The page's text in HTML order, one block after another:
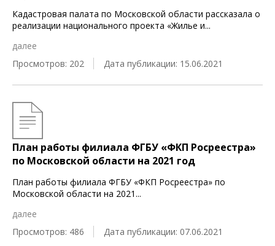
Кадастровая палата по Московской области рассказала о
реализации национального проекта «Жилье и...
далее
Просмотров: 202
Дата публикации: 15.06.2021
План работы филиала ФГБУ «ФКП Росреестра»
по Московской области на 2021 год
План работы филиала ФГБУ «ФКП Росреестра» по
Московской области на 2021...
далее
Просмотров: 486
Дата публикации: 07.06.2021